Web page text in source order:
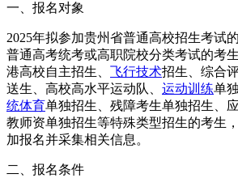
一、报名对象
2025年拟参加贵州省普通高校招生考试
普通高考统考或高职院校分类考试的考
港高校自主招生、 飞行技术招生、综合
送生、高校高水平运动队、 运动训练单
统体育单独招生、残障考生单独招生、
教师资单独招生等特殊类型招生的考生
加报名并采集相关信息。
二、报名条件